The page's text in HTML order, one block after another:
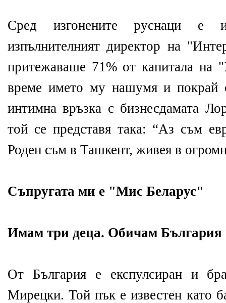
Сред изгонените руснаци
изпълнителният директор на
притежаваше 71% от капитала
време името му нашумя и покрай
интимна връзка с бизнесдамата
той се представя така: “Аз съм
Роден съм в Ташкент, живея в
Съпругата ми е "Мис Беларус"
Имам три деца. Обичам
От България е експулсиран и
Мирецки. Той пък е известен като